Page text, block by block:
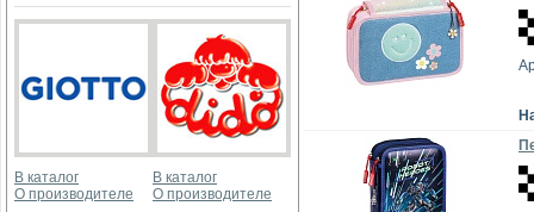
В каталог
О производителе
В каталог
О производителе